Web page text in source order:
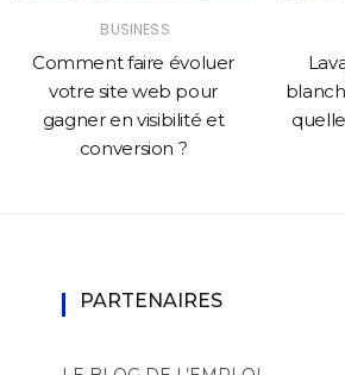
BUSINESS
Comment faire évoluer
votre site web pour
gagner en visibilité et
conversion ?
PARTENAIRES